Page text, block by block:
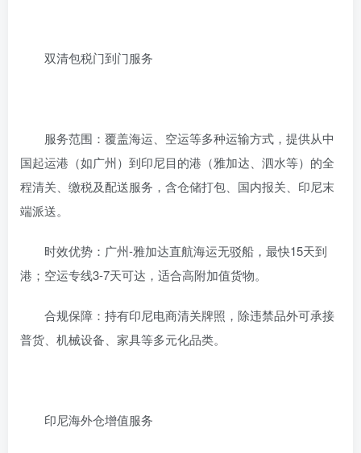
双清包税门到门服务‌
服务范围‌：覆盖海运、空运等多种运输方式，提供从中
国起运港（如广州）到印尼目的港（雅加达、泗水等）的全
程清关、缴税及配送服务，含仓储打包、国内报关、印尼末
端派送‌。
时效优势‌：广州-雅加达直航海运无驳船，最快15天到
港；空运专线3-7天可达，适合高附加值货物‌。
合规保障‌：持有印尼电商清关牌照，除违禁品外可承接
普货、机械设备、家具等多元化品类‌。
印尼海外仓增值服务‌